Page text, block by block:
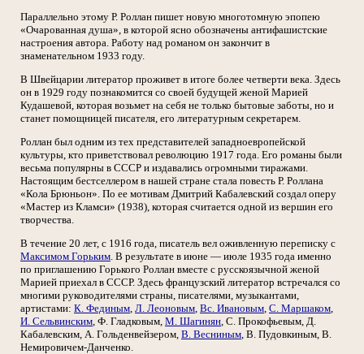
Параллельно этому Р. Роллан пишет новую многотомную эпопею
«Очарованная душа», в которой ясно обозначены антифашистские
настроения автора. Работу над романом он закончит в
знаменательном 1933 году.
В Швейцарии литератор проживет в итоге более четверти века. Здесь
он в 1929 году познакомится со своей будущей женой Марией
Кудашевой, которая возьмет на себя не только бытовые заботы, но и
станет помощницей писателя, его литературным секретарем.
Роллан был одним из тех представителей западноевропейской
культуры, кто приветствовал революцию 1917 года. Его романы были
весьма популярны в СССР и издавались огромными тиражами.
Настоящим бестселлером в нашей стране стала повесть Р. Роллана
«Кола Брюньон». По ее мотивам Дмитрий Кабалевский создал оперу
«Мастер из Кламси» (1938), которая считается одной из вершин его
творчества.
В течение 20 лет, с 1916 года, писатель вел оживленную переписку с
Максимом Горьким. В результате в июне — июле 1935 года именно
по приглашению Горького Роллан вместе с русскоязычной женой
Марией приехал в СССР. Здесь французский литератор встречался со
многими руководителями страны, писателями, музыкантами,
артистами: К. Фединым, Л. Леоновым, Вс. Ивановым, С. Маршаком,
И. Сельвинским, Ф. Гладковым, М. Шагинян, С. Прокофьевым, Д.
Кабалевским, А. Гольденвейзером, В. Весниным, В. Пудовкиным, В.
Немировичем-Данченко.